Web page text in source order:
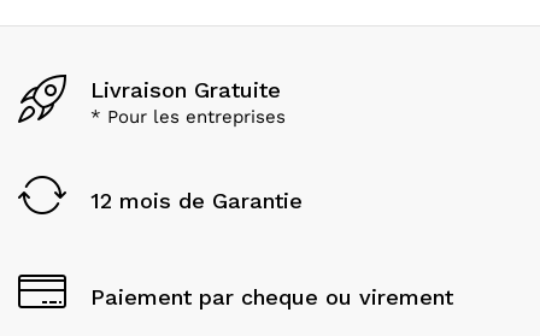
Livraison Gratuite
* Pour les entreprises
12 mois de Garantie
Paiement par cheque ou virement